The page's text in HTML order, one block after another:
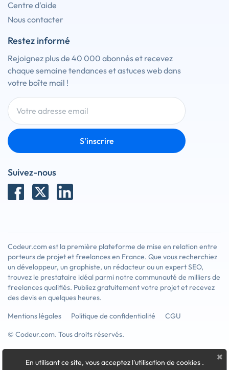
Centre d'aide
Nous contacter
Restez informé
Rejoignez plus de 40 000 abonnés et recevez
chaque semaine tendances et astuces web dans
votre boîte mail !
S'inscrire
Suivez-nous
Codeur.com est la première plateforme de mise en relation entre
porteurs de projet et freelances en France. Que vous recherchiez
un développeur, un graphiste, un rédacteur ou un expert SEO,
trouvez le prestataire idéal parmi notre communauté de milliers de
freelances qualifiés. Publiez gratuitement votre projet et recevez
des devis en quelques heures.
Mentions légales
Politique de confidentialité
CGU
© Codeur.com. Tous droits réservés.
×
En utilisant ce site, vous acceptez l'utilisation de cookies .